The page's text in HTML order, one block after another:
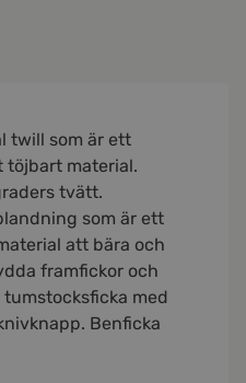
twill som är ett
töjbart material.
tvätt.
som är ett
att bära och
framfickor och
med
Benficka